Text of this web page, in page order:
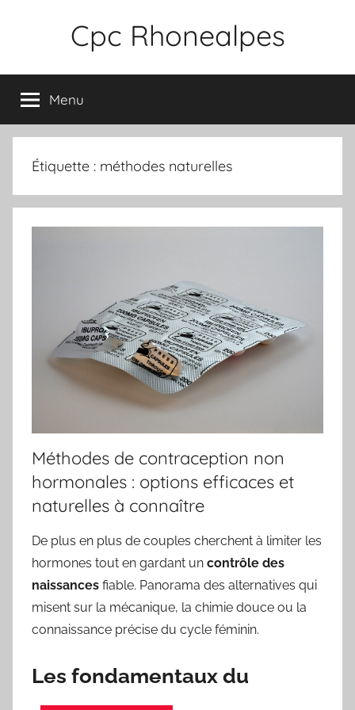
Cpc Rhonealpes
Menu
Étiquette : méthodes naturelles
Méthodes de contraception non
hormonales : options efficaces et
naturelles à connaître
De plus en plus de couples cherchent à limiter les
hormones tout en gardant un contrôle des
naissances fiable. Panorama des alternatives qui
misent sur la mécanique, la chimie douce ou la
connaissance précise du cycle féminin.
Les fondamentaux du